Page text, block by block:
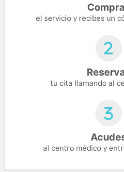
el servicio y recibes un
tu cita llamando al
al centro médico y